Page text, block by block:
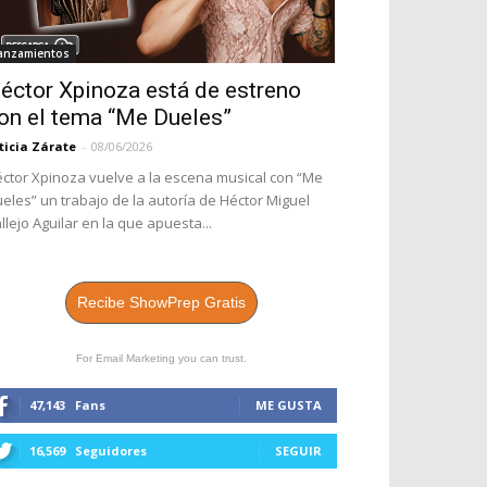
Xpinoza está de estreno
el tema “Me Dueles”
Zárate - 08/06/2026
Xpinoza vuelve a la escena musical con “Me
un trabajo de la autoría de Héctor Miguel
Aguilar en la que apuesta...
Recibe ShowPrep Gratis
For Email Marketing you can trust.
47,143 Fans ME GUSTA
16,569 Seguidores SEGUIR